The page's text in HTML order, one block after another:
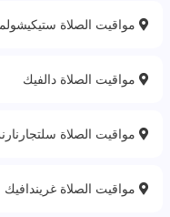
مواقيت الصلاة
مواقيت الصلاة دالفيك
مواقيت الصلاة
مواقيت الصلاة غريندافيك